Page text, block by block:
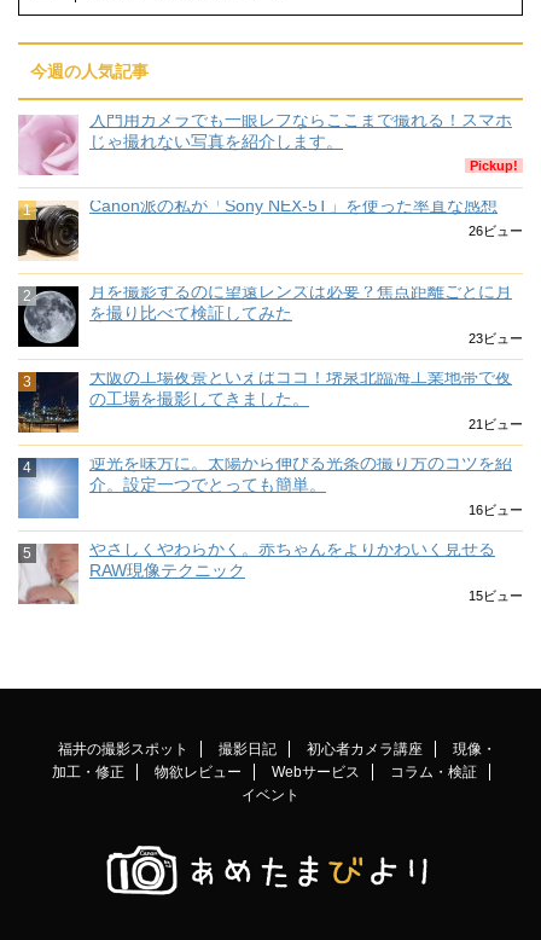
今週の人気記事
入門用カメラでも一眼レフならここまで撮れる！スマホ
じゃ撮れない写真を紹介します。
Pickup!
Canon派の私が「Sony NEX-5T」を使った率直な感想
26ビュー
月を撮影するのに望遠レンズは必要？焦点距離ごとに月
を撮り比べて検証してみた
23ビュー
大阪の工場夜景といえばココ！堺泉北臨海工業地帯で夜
の工場を撮影してきました。
21ビュー
逆光を味方に。太陽から伸びる光条の撮り方のコツを紹
介。設定一つでとっても簡単。
16ビュー
やさしくやわらかく。赤ちゃんをよりかわいく見せる
RAW現像テクニック
15ビュー
福井の撮影スポット 撮影日記 初心者カメラ講座
現像・
加工・修正
物欲レビュー Webサービス
コラム・検証
イベント